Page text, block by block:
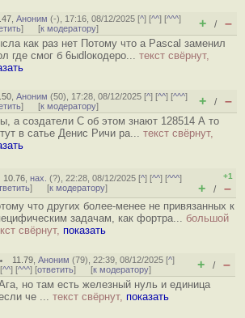
,Аноним (-), 17:16, 08/12/2025 [^] [^^] [^^^]
] [к модератору] + / –
как раз нет Потому что а Pascal заменил
где смог б 6ыdloкодеро... текст свёрнут,
,Аноним (50), 17:28, 08/12/2025 [^] [^^] [^^^]
] [к модератору] + / –
а создатели С об этом знают 128514 А то
в сатье Денис Ричи ра... текст свёрнут,
10.76 ,нах. (?), 22:28, 08/12/2025 [^] [^^] [^^^]
] [к модератору]
+1
+ / –
что других более-менее не привязанных к
задачам, как фортра... большой
свёрнут, показать
11.79 ,Аноним (79), 22:39, 08/12/2025 [^]
[^^] [^^^] [ответить] [к модератору] + / –
но там есть железный нуль и единица
че ... текст свёрнут, показать